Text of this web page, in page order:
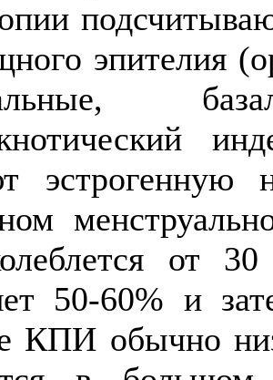
эпителия
эстрогенную
от
50-60% и
КПИ обычно